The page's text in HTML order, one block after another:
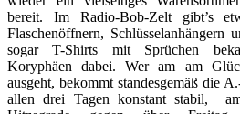
bereit. Im Radio-Bob-Zelt gibt’s
Flaschenöffnern, Schlüsselanhängern
sogar T-Shirts mit Sprüchen
Koryphäen dabei. Wer am am
ausgeht, bekommt standesgemäß die
allen drei Tagen konstant stabil,